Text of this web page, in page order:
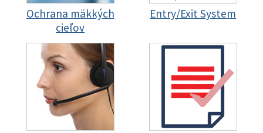
Ochrana mäkkých
cieľov
Entry/Exit System